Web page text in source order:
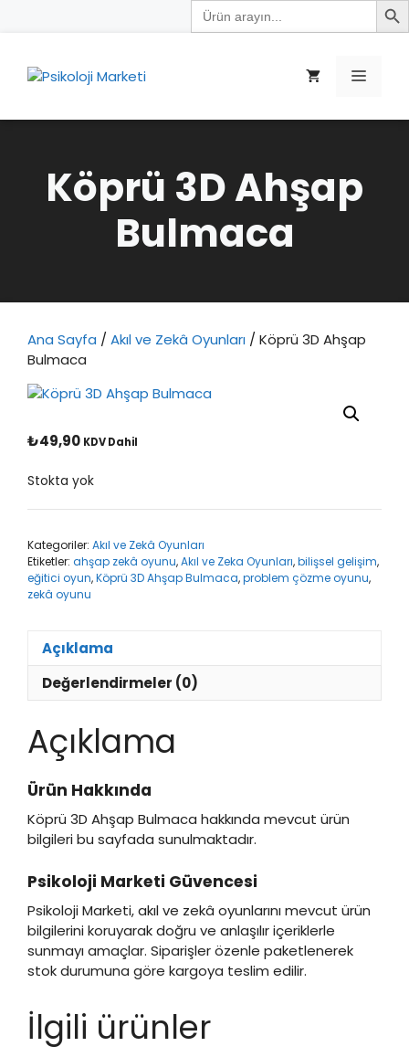
Search
for:
Menü
Köprü 3D Ahşap
Bulmaca
Ana Sayfa / Akıl ve Zekâ Oyunları / Köprü 3D Ahşap
Bulmaca
₺49,90 KDV Dahil
Stokta yok
Kategoriler: Akıl ve Zekâ Oyunları
Etiketler: ahşap zekâ oyunu,Akıl ve Zeka Oyunları,bilişsel gelişim,
eğitici oyun,Köprü 3D Ahşap Bulmaca,problem çözme oyunu,
zekâ oyunu
Açıklama
Değerlendirmeler (0)
Açıklama
Ürün Hakkında
Köprü 3D Ahşap Bulmaca hakkında mevcut ürün
bilgileri bu sayfada sunulmaktadır.
Psikoloji Marketi Güvencesi
Psikoloji Marketi, akıl ve zekâ oyunlarını mevcut ürün
bilgilerini koruyarak doğru ve anlaşılır içeriklerle
sunmayı amaçlar. Siparişler özenle paketlenerek
stok durumuna göre kargoya teslim edilir.
İlgili ürünler